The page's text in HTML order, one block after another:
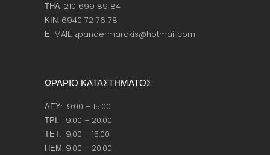
ΤΗΛ: 210 699 89 84
ΚΙΝ: 6940 72 76 78
Ε-MAIL: zpandermarakis@hotmail.com
ΩΡΑΡΙΟ ΚΑΤΑΣΤΗΜΑΤΟΣ
ΔΕΥ: 9:00 – 15:00
ΤΡΙ: 9:00 – 20:00
ΤΕΤ: 9:00 – 15:00
ΠΕΜ: 9:00 – 20:00